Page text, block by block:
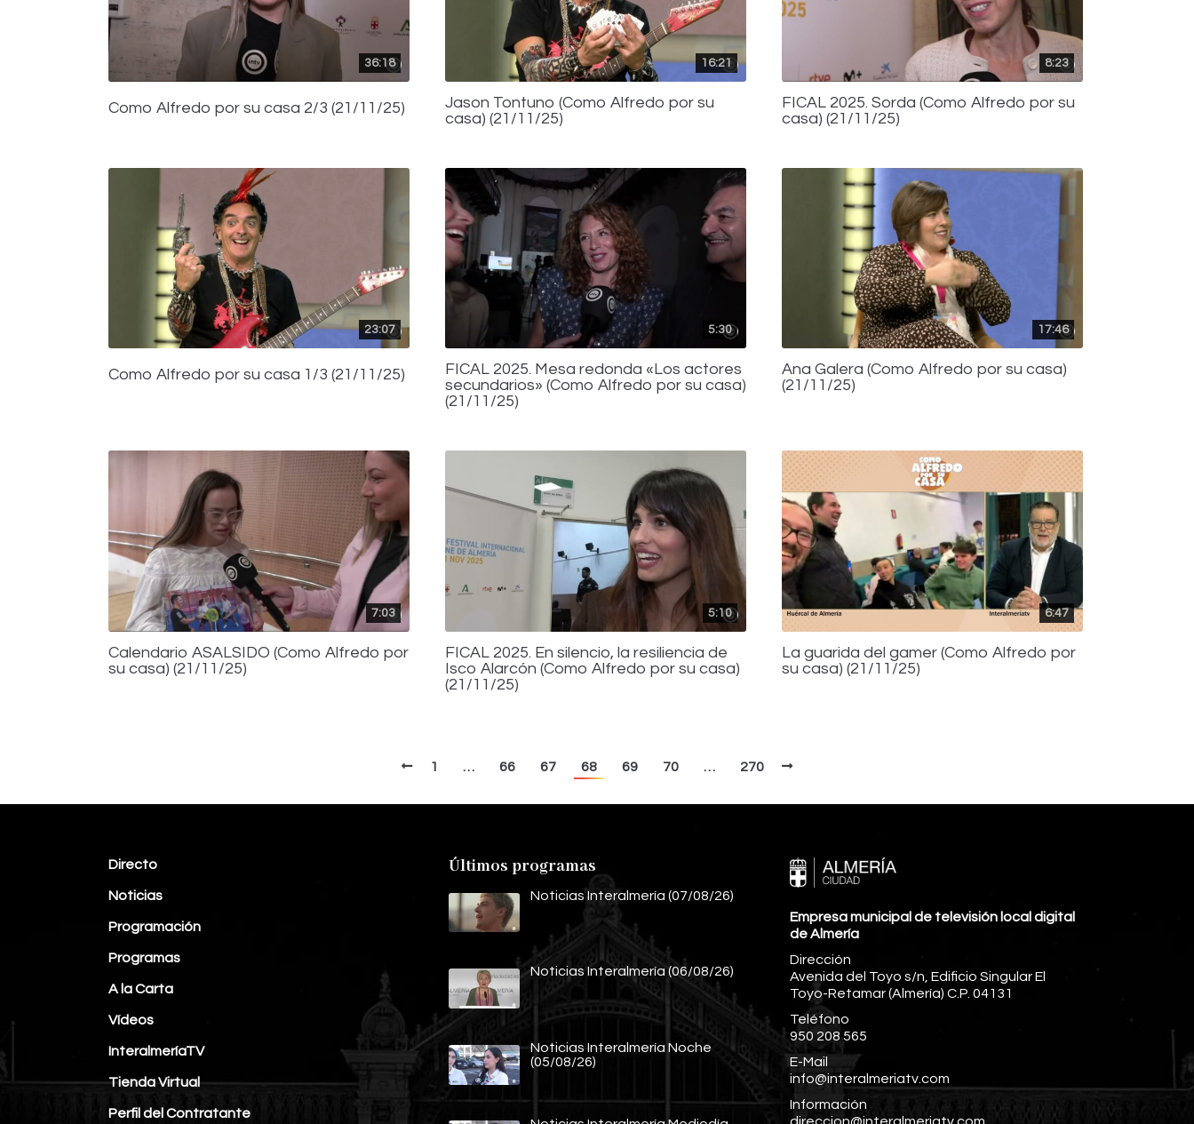
36:18
Como Alfredo por su casa 2/3 (21/11/25)
16:21
Jason Tontuno (Como Alfredo por su
casa) (21/11/25)
8:23
FICAL 2025. Sorda (Como Alfredo por su
casa) (21/11/25)
23:07
Como Alfredo por su casa 1/3 (21/11/25)
5:30
FICAL 2025. Mesa redonda «Los actores
secundarios» (Como Alfredo por su casa)
(21/11/25)
17:46
Ana Galera (Como Alfredo por su casa)
(21/11/25)
7:03
Calendario ASALSIDO (Como Alfredo por
su casa) (21/11/25)
5:10
FICAL 2025. En silencio, la resiliencia de
Isco Alarcón (Como Alfredo por su casa)
(21/11/25)
6:47
La guarida del gamer (Como Alfredo por
su casa) (21/11/25)
1 … 66 67 68 69 70 … 270
Directo
Noticias
Programación
Programas
A la Carta
Vídeos
InteralmeríaTV
Tienda Virtual
Perfil del Contratante
Últimos programas
Noticias Interalmería (07/08/26)
Noticias Interalmería (06/08/26)
Noticias Interalmería Noche
(05/08/26)
Empresa municipal de televisión local digital
de Almería
Dirección
Avenida del Toyo s/n, Edificio Singular El
Toyo-Retamar (Almería) C.P. 04131
Teléfono
950 208 565
E-Mail
info@interalmeriatv.com
Información
direccion@interalmeriatv.com